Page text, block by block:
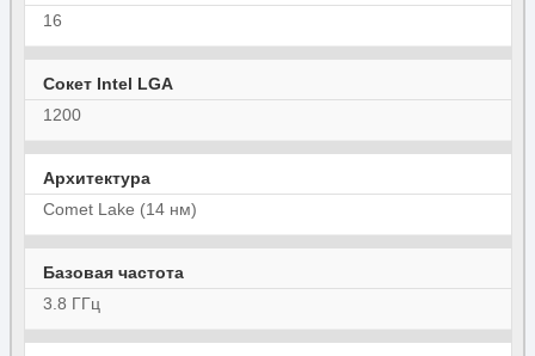
16
Сокет Intel LGA
1200
Архитектура
Comet Lake (14 нм)
Базовая частота
3.8 ГГц